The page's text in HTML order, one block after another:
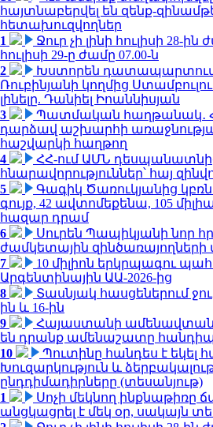
հայտնաբերվել են զենք-
հետախուզվողներ
1
Ջուր չի լինի հուլիսի 28-ին
հուլիսի 29-ը ժամը 07.00-ն
2
Խստորեն դատապարտում
Ռուբինյանի կողմից
լինելը. Դանիել Իոաննիսյան
3
Պատմական հաղթանակ․
դարձավ աշխարհի
հաշվարկի հաղթող
4
ՀՀ-ում ԱՄՆ դեսպանատնից
հնարավորություններ՝ հայ
5
Գագիկ Ծառուկյանից
գույք, 42 ավտոմեքենա, 105
հազար դրամ
6
Սուրեն Պապիկյանի նոր
ժամկետային զինծառայողների
7
10 միլիոն երկրպագու
Արգենտինային ԱԱ-2026-ից
8
Տասնյակ հասցեներում ջուր
ին և 16-ին
9
Հայաստանի
են դրանք ամենաշատը
10
Պուտինը հանդես է եկել
Խուզարկություն և
ընդդիմադիրները (տեսանյութ)
1
Սոչի մեկնող ինքնաթիռը
անցկացրել է մեկ օր, սակայն